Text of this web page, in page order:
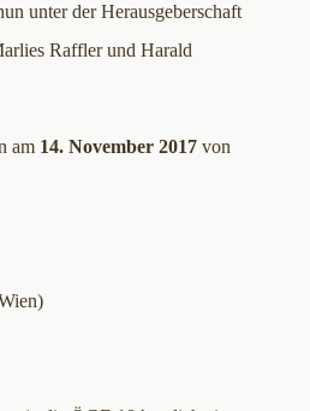
unter der Herausgeberschaft
Raffler und Harald
am 14. November 2017 von